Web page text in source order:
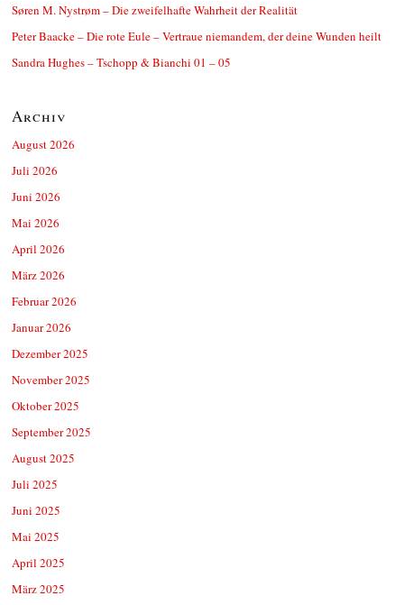
Søren M. Nystrøm – Die zweifelhafte Wahrheit der Realität
Peter Baacke – Die rote Eule – Vertraue niemandem, der deine Wunden heilt
Sandra Hughes – Tschopp & Bianchi 01 – 05
Archiv
August 2026
Juli 2026
Juni 2026
Mai 2026
April 2026
März 2026
Februar 2026
Januar 2026
Dezember 2025
November 2025
Oktober 2025
September 2025
August 2025
Juli 2025
Juni 2025
Mai 2025
April 2025
März 2025